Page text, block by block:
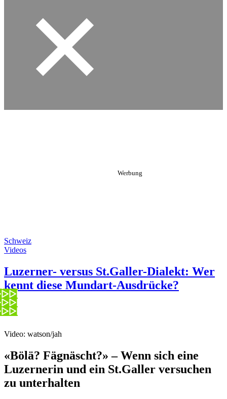
Schweiz
Videos
Luzerner- versus St.Galler-Dialekt: Wer
kennt diese Mundart-Ausdrücke?
Video: watson/jah
«Bölä? Fägnäscht?» – Wenn sich eine
Luzernerin und ein St.Galler versuchen
zu unterhalten